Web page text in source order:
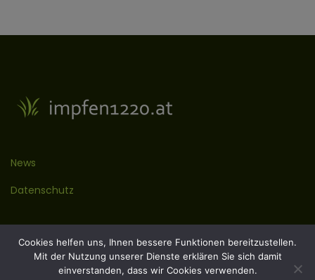
News
Datenschutz
Kontakt
Impressum
Cookies helfen uns, Ihnen bessere Funktionen bereitzustellen.
Mit der Nutzung unserer Dienste erklären Sie sich damit
einverstanden, dass wir Cookies verwenden.